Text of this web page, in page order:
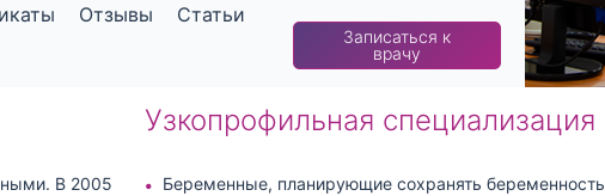
Отзывы Статьи
Записаться к
врачу
В 2005
Узкопрофильная специализация
Беременные, планирующие сохранять беременность